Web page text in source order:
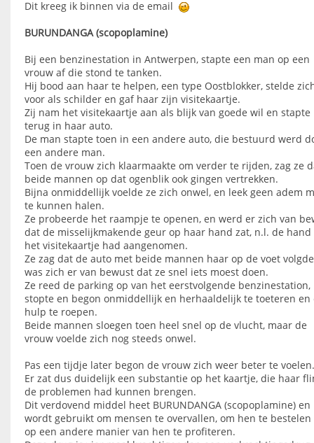
Dit kreeg ik binnen via de email
BURUNDANGA (scopoplamine)
Bij een benzinestation in Antwerpen, stapte een man op een
vrouw af die stond te tanken.
Hij bood aan haar te helpen, een type Oostblokker, stelde
voor als schilder en gaf haar zijn visitekaartje.
Zij nam het visitekaartje aan als blijk van goede wil en stapte
terug in haar auto.
De man stapte toen in een andere auto, die bestuurd werd
een andere man.
Toen de vrouw zich klaarmaakte om verder te rijden, zag ze
beide mannen op dat ogenblik ook gingen vertrekken.
Bijna onmiddellijk voelde ze zich onwel, en leek geen adem
te kunnen halen.
Ze probeerde het raampje te openen, en werd er zich van
dat de misselijkmakende geur op haar hand zat, n.l. de hand
het visitekaartje had aangenomen.
Ze zag dat de auto met beide mannen haar op de voet
was zich er van bewust dat ze snel iets moest doen.
Ze reed de parking op van het eerstvolgende benzinestation,
stopte en begon onmiddellijk en herhaaldelijk te toeteren en
hulp te roepen.
Beide mannen sloegen toen heel snel op de vlucht, maar de
vrouw voelde zich nog steeds onwel.
Pas een tijdje later begon de vrouw zich weer beter te voelen.
Er zat dus duidelijk een substantie op het kaartje, die haar
de problemen had kunnen brengen.
Dit verdovend middel heet BURUNDANGA (scopoplamine) en
wordt gebruikt om mensen te overvallen, om hen te bestelen
op een andere manier van hen te profiteren.